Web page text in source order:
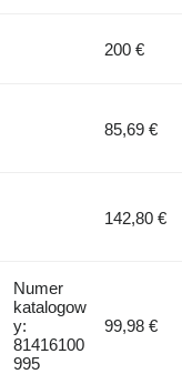
200 €
85,69 €
142,80 €
Numer
katalogow
y:
81416100
995
99,98 €